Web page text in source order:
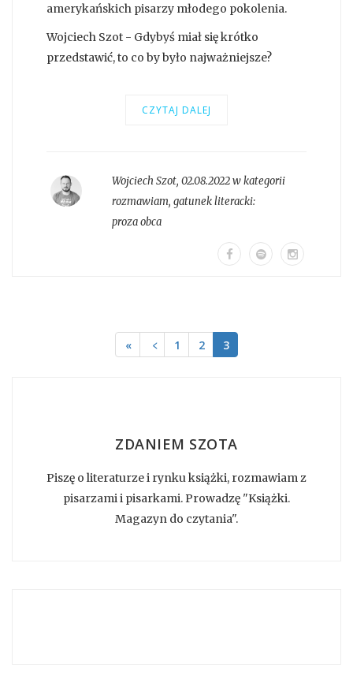
amerykańskich pisarzy młodego pokolenia.
Wojciech Szot - Gdybyś miał się krótko
przedstawić, to co by było najważniejsze?
CZYTAJ DALEJ
Wojciech Szot, 02.08.2022 w kategorii
rozmawiam, gatunek literacki:
proza obca
« ﹤ 1 2 3
ZDANIEM SZOTA
Piszę o literaturze i rynku książki, rozmawiam z
pisarzami i pisarkami. Prowadzę "Książki.
Magazyn do czytania".